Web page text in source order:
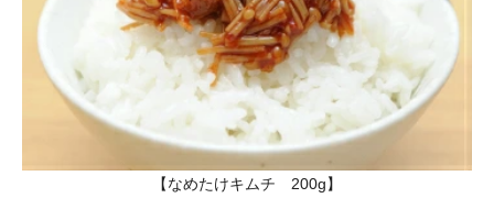
【なめたけキムチ 200g】